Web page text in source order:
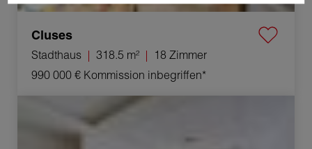
Cluses
Stadthaus 318.5 m²
18 Zimmer
990 000 € Kommission inbegriffen*
Verkauf Appartement Villeurbanne 2 Zimmer 35.38 m²